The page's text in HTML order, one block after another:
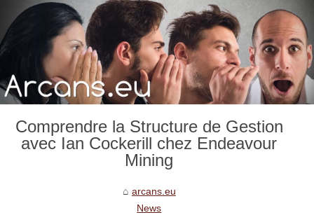
Comprendre la Structure de Gestion
avec Ian Cockerill chez Endeavour
Mining
arcans.eu
News